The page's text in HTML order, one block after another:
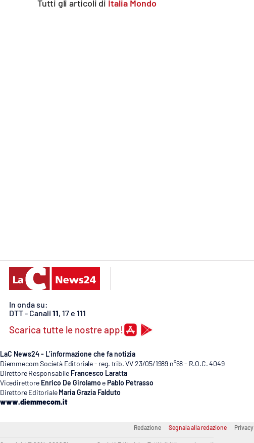
Catanzarochannel.it
App
Tutti gli articoli di Italia Mondo
In onda su:
DTT - Canali 11, 17 e 111
Scarica tutte le nostre app!
LaC News24 - L’informazione che fa notizia
Diemmecom Società Editoriale - reg. trib. VV 23/05/1989 n°68 - R.O.C. 4049
Direttore Responsabile Francesco Laratta
Vicedirettore Enrico De Girolamo e Pablo Petrasso
Direttore Editoriale Maria Grazia Falduto
www.diemmecom.it
Redazione Segnala alla redazione Privacy